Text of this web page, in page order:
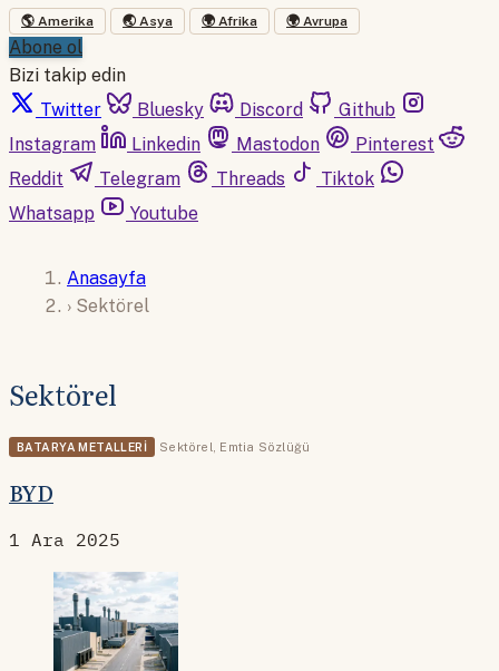
🌎 Amerika 🌏 Asya 🌍 Afrika 🌍 Avrupa
Abone ol
Bizi takip edin
Twitter
Bluesky Discord
Github
Instagram
Linkedin Mastodon
Pinterest
Reddit
Telegram Threads
Tiktok
Whatsapp
Youtube
Anasayfa
› Sektörel
Sektörel
BATARYA METALLERI Sektörel, Emtia Sözlüğü
BYD
1 Ara 2025